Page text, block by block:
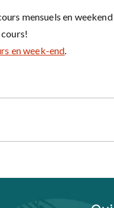
mensuels en
en week-end.